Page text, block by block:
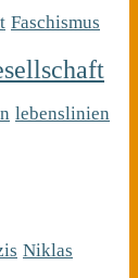
Faschismus
lebenslinien
Niklas